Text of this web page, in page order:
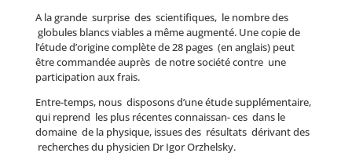
A la grande surprise des scientifiques, le nombre des
globules blancs viables a même augmenté. Une copie de
l’étude d’origine complète de 28 pages (en anglais) peut
être commandée auprès de notre société contre une
participation aux frais.
Entre-temps, nous disposons d’une étude supplémentaire,
qui reprend les plus récentes connaissan- ces dans le
domaine de la physique, issues des résultats dérivant des
recherches du physicien Dr Igor Orzhelsky.